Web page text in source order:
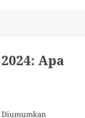
Apa
Diumumkan